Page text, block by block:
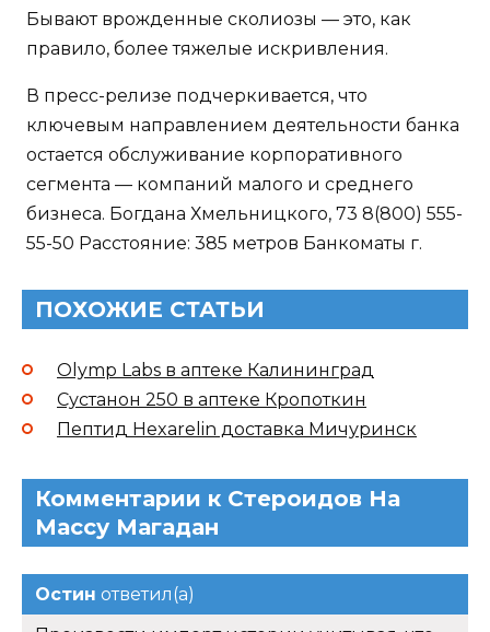
Бывают врожденные сколиозы — это, как
правило, более тяжелые искривления.
В пресс-релизе подчеркивается, что
ключевым направлением деятельности банка
остается обслуживание корпоративного
сегмента — компаний малого и среднего
бизнеса. Богдана Хмельницкого, 73 8(800) 555-
55-50 Расстояние: 385 метров Банкоматы г.
ПОХОЖИЕ СТАТЬИ
Olymp Labs в аптеке Калининград
Сустанон 250 в аптеке Кропоткин
Пептид Hexarelin доставка Мичуринск
Комментарии к Стероидов На
Массу Магадан
Остин ответил(а)